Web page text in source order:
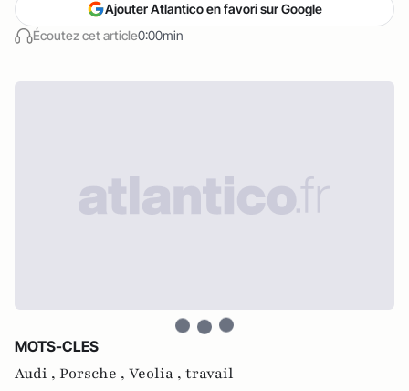
Écoutez cet article0:00min
Ajouter Atlantico en favori sur Google
MOTS-CLES
Audi , Porsche , Veolia , travail